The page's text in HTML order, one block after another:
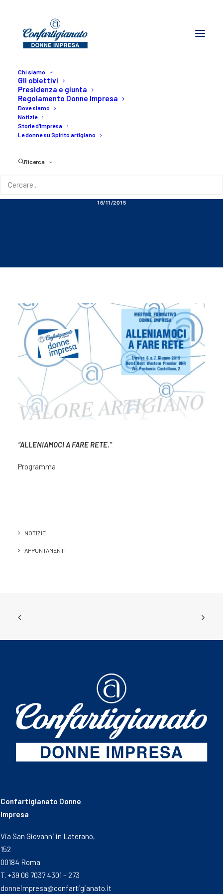
Chi siamo
Gli obiettivi
Presidenza e giunta
Regolamento Donne Impresa
Dove siamo
Notizie
Storie d’Impresa
Le donne su Spirito artigiano
Ricerca
EVENTI - Meeting
Formativo Donne
16/11/2015
“ALLENIAMOCI A FARE RETE.”
Programma
NOTIZIE
APPUNTAMENTI
Confartigianato Donne
Impresa
Via San Giovanni in Laterano,
152
00184 Roma
T. +39 06 7037 4301 – 273
donneimpresa@confartigianato.it